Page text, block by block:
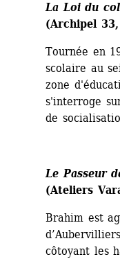
La Loi du
(Archipel
Tournée en
scolaire au
zone
s'interroge
de
Le Passeur
(Ateliers
Brahim est
côtoyant les